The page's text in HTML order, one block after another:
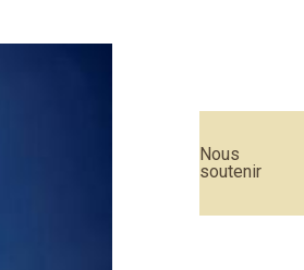
Nous
soutenir